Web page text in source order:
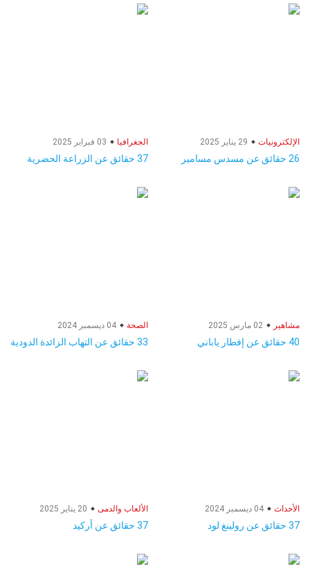
الإلكترونيات
26 حقائق عن مسدس مسامير
الجغرافيا
37 حقائق عن الزراعة الحضرية
مشاهير
40 حقائق عن إفطار ياباني
الصحة
33 حقائق عن التهاب الزائدة الدودية
الأحداث
37 حقائق عن رولينغ لود
الألعاب والدمى
37 حقائق عن أركيد